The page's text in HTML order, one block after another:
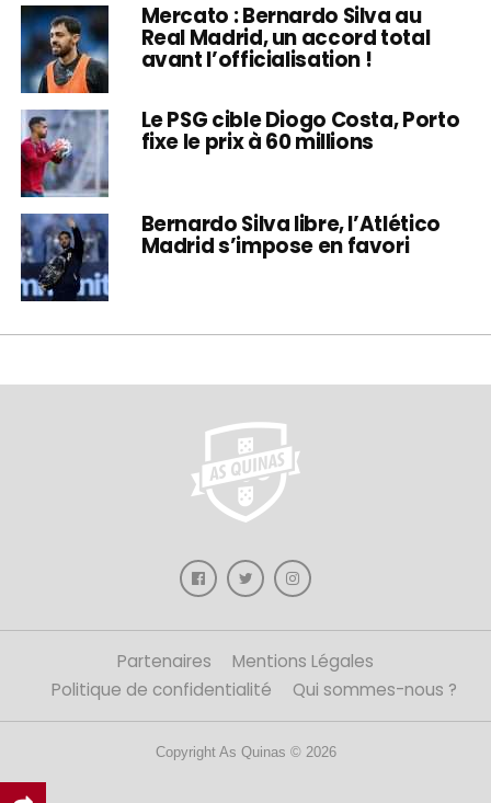
Mercato : Bernardo Silva au
Real Madrid, un accord total
avant l’officialisation !
Le PSG cible Diogo Costa, Porto
fixe le prix à 60 millions
Bernardo Silva libre, l’Atlético
Madrid s’impose en favori
Partenaires
Mentions Légales
Politique de confidentialité
Qui sommes-nous ?
Copyright As Quinas © 2026